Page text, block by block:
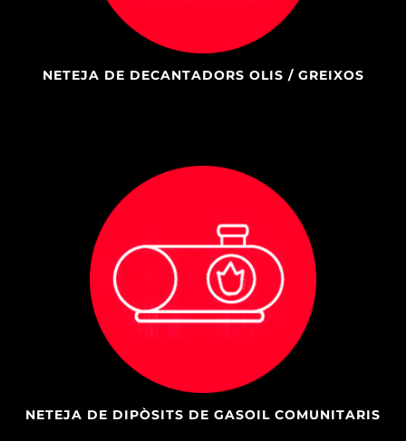
NETEJA DE DECANTADORS OLIS / GREIXOS
NETEJA DE DIPÒSITS DE GASOIL COMUNITARIS